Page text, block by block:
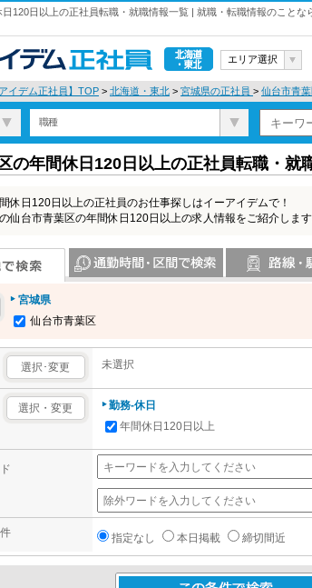
120日以上の正社員転職・就職情報一覧 | 就職・転職情報のことな
北海道・東
北
エリア選択
イデム正社員】TOP > 北海道・東北 > 宮城県の正社員 > 仙台市青
職種
の年間休日120日以上の正社員転職・就
休日120日以上の正社員のお仕事探しはイーアイデムで！
仙台市青葉区の年間休日120日以上の求人情報をご紹介します
宮城県
仙台市青葉区
選択･変更 未選択
選択・変更
勤務-休日
年間休日120日以上
指定なし 本日掲載 締切間近